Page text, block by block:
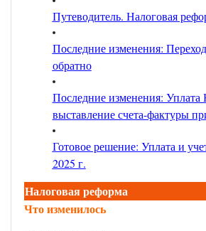
Путеводитель. Налоговая
Последние изменения:
обратно
Последние изменения:
выставление счета-фактуры
Готовое решение: Уплата и
2025 г.
Налоговая реформа
Что изменилось